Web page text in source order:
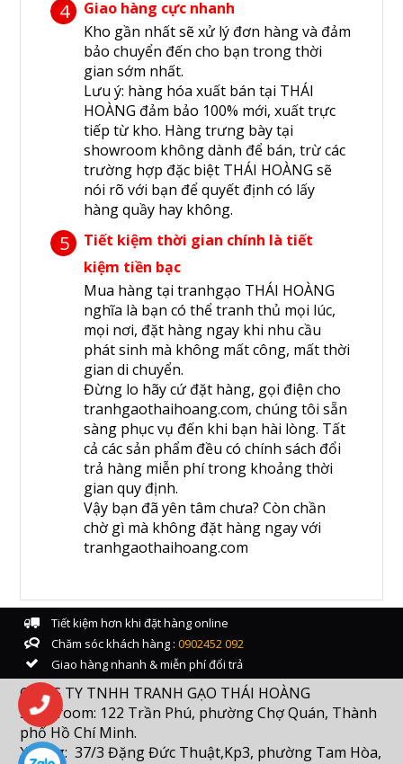
4
Giao hàng cực nhanh
Kho gần nhất sẽ xử lý đơn hàng và đảm
bảo chuyển đến cho bạn trong thời
gian sớm nhất.
Lưu ý: hàng hóa xuất bán tại THÁI
HOÀNG đảm bảo 100% mới, xuất trực
tiếp từ kho. Hàng trưng bày tại
showroom không dành để bán, trừ các
trường hợp đặc biệt THÁI HOÀNG sẽ
nói rõ với bạn để quyết định có lấy
hàng quầy hay không.
5
Tiết kiệm thời gian chính là tiết
kiệm tiền bạc
Mua hàng tại tranhgạo THÁI HOÀNG
nghĩa là bạn có thể tranh thủ mọi lúc,
mọi nơi, đặt hàng ngay khi nhu cầu
phát sinh mà không mất công, mất thời
gian di chuyển.
Đừng lo hãy cứ đặt hàng, gọi điện cho
tranhgaothaihoang.com, chúng tôi sẵn
sàng phục vụ đến khi bạn hài lòng. Tất
cả các sản phẩm đều có chính sách đổi
trả hàng miễn phí trong khoảng thời
gian quy định.
Vậy bạn đã yên tâm chưa? Còn chần
chờ gì mà không đặt hàng ngay với
tranhgaothaihoang.com
Tiết kiệm hơn khi đặt hàng online
Chăm sóc khách hàng : 0902452 092
Giao hàng nhanh & miễn phí đổi trả
CÔNG TY TNHH TRANH GẠO THÁI HOÀNG
Showroom: 122 Trần Phú, phường Chợ Quán, Thành
phố Hồ Chí Minh.
Xưởng: 37/3 Đặng Đức Thuật,Kp3, phường Tam Hòa,